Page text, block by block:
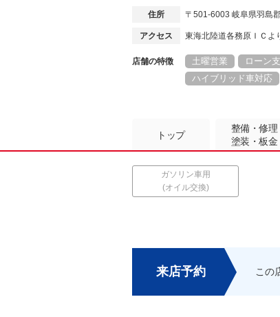
住所 〒501-6003 岐阜県羽島
アクセス 東海北陸道各務原ＩＣよ
店舗の特徴 土曜営業 ローン
ハイブリッド車対応
トップ
整備・修理
塗装・板金
ガソリン車用
(オイル交換)
来店予約 この